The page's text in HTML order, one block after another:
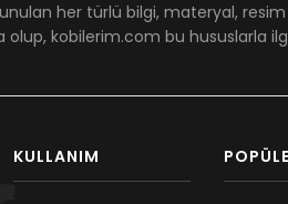
her türlü bilgi, materyal,
olup, kobilerim.com bu hususlarla
KULLANIM